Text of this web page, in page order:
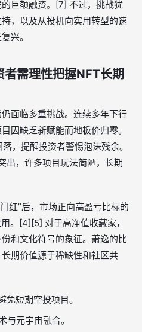
巨额融资。[7] 不过，挑战犹
，以及从投机向实用转型的速
兴。
需理性把握NFT长期
面临多重挑战。连续多年下行
因缺乏新赋能而地板价归零。
，提醒投资者警惕泡沫残余。
出，许多项目玩法简陋，长期
红”后，市场正向高盈亏比标的
。[4][5] 对于高净值收藏家，
和文化符号的象征。萧逸的比
期价值源于稀缺性和社区共
免短期空投项目。
与元宇宙融合。